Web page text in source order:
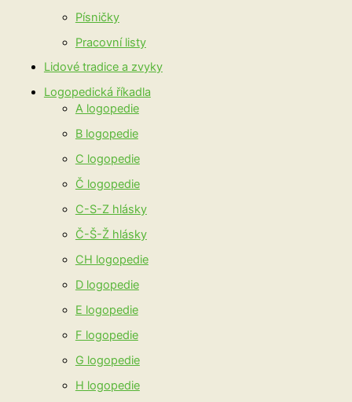
Písničky
Pracovní listy
Lidové tradice a zvyky
Logopedická říkadla
A logopedie
B logopedie
C logopedie
Č logopedie
C-S-Z hlásky
Č-Š-Ž hlásky
CH logopedie
D logopedie
E logopedie
F logopedie
G logopedie
H logopedie